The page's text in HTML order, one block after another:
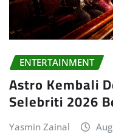
ENTERTAINMENT
Astro Kembali
Selebriti 2026
Yasmin Zainal